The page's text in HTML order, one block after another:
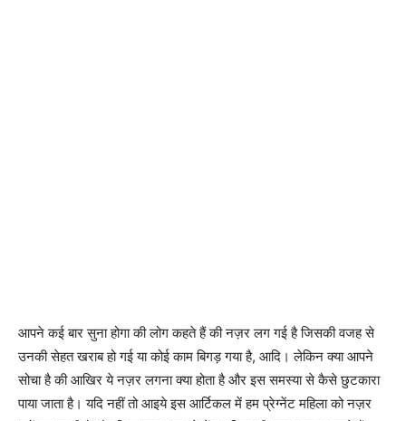
आपने कई बार सुना होगा की लोग कहते हैं की नज़र लग गई है जिसकी वजह से
उनकी सेहत खराब हो गई या कोई काम बिगड़ गया है, आदि। लेकिन क्या आपने
सोचा है की आखिर ये नज़र लगना क्या होता है और इस समस्या से कैसे छुटकारा
पाया जाता है। यदि नहीं तो आइये इस आर्टिकल में हम प्रेग्नेंट महिला को नज़र